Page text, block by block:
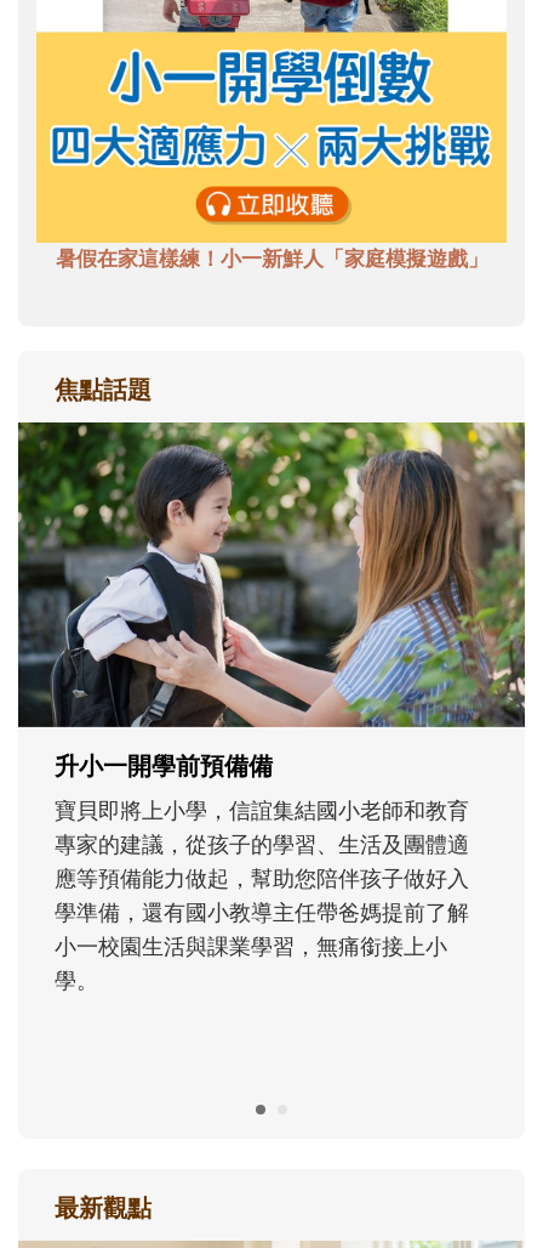
暑假在家這樣練！小一新鮮人「家庭模擬遊戲」
焦點話題
和孩子一起長大的那個男人│讀懂父親的
不同模樣
沒有人天生就擅長當爸爸！男人總是在一次
次「前所未有」的體驗中，跟著孩子一起長
大。從給予安全感的肢體遊戲，到獨立自
主、角色認同及解決問題的能力養成。爸爸
正嘗試用不同的模樣，參與孩子每個重要的
最新觀點